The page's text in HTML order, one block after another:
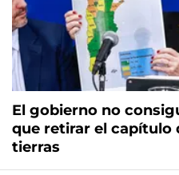
El gobierno no
que retirar el capítulo
tierras